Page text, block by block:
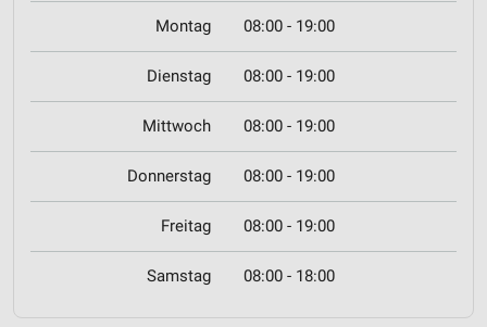
Montag 08:00 - 19:00
Dienstag 08:00 - 19:00
Mittwoch 08:00 - 19:00
Donnerstag 08:00 - 19:00
Freitag 08:00 - 19:00
Samstag 08:00 - 18:00